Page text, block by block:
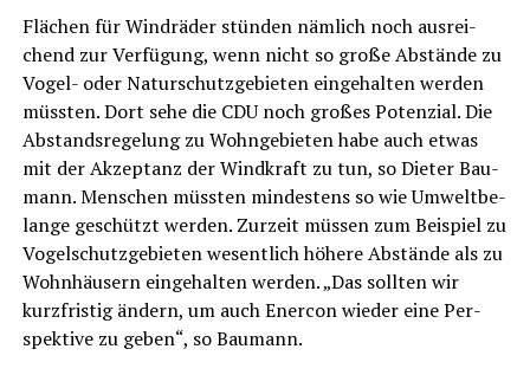
Flä­chen für Wind­rä­der stün­den näm­lich noch aus­rei­
chend zur Ver­fü­gung, wenn nicht so gro­ße Abstän­de zu
Vogel- oder Natur­schutz­ge­bie­ten ein­ge­hal­ten wer­den
müss­ten. Dort sehe die CDU noch gro­ßes Poten­zi­al. Die
Abstands­re­ge­lung zu Wohn­ge­bie­ten habe auch etwas
mit der Akzep­tanz der Wind­kraft zu tun, so Die­ter Bau­
mann. Men­schen müss­ten min­des­tens so wie Umwelt­be­
lan­ge geschützt wer­den. Zur­zeit müs­sen zum Bei­spiel zu
Vogel­schutz­ge­bie­ten wesent­lich höhe­re Abstän­de als zu
Wohn­häu­sern ein­ge­hal­ten wer­den. „Das soll­ten wir
kurz­fris­tig ändern, um auch Ener­con wie­der eine Per­
spek­ti­ve zu geben“, so Baumann.